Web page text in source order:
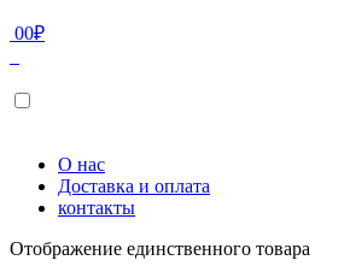
00₽
О нас
Доставка и оплата
контакты
Отображение единственного товара